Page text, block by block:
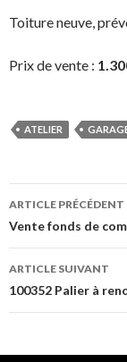
Toiture neuve,
Prix de vente :
ATELIER
Navigation
des
articles
ARTICLE PRÉCÉDENT
Vente fonds de
ARTICLE SUIVANT
100352 Palier à